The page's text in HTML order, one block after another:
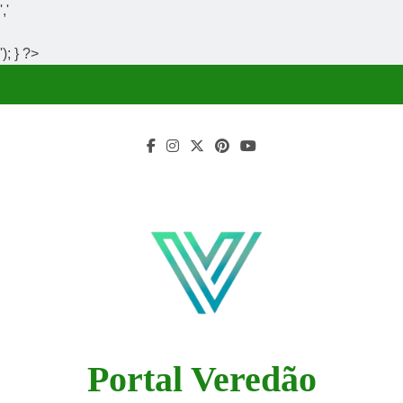
','
'); } ?>
Portal Veredão